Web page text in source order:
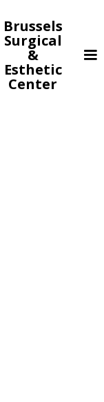
Brussels
Surgical
&
Esthetic
Center